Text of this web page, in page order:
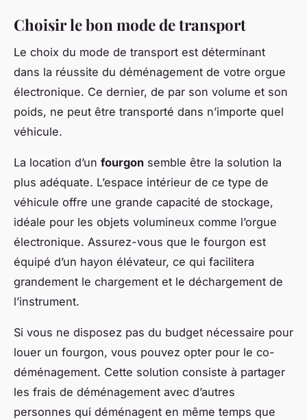
Choisir le bon mode de transport
Le choix du mode de transport est déterminant
dans la réussite du déménagement de votre orgue
électronique. Ce dernier, de par son volume et son
poids, ne peut être transporté dans n’importe quel
véhicule.
La location d’un fourgon semble être la solution la
plus adéquate. L’espace intérieur de ce type de
véhicule offre une grande capacité de stockage,
idéale pour les objets volumineux comme l’orgue
électronique. Assurez-vous que le fourgon est
équipé d’un hayon élévateur, ce qui facilitera
grandement le chargement et le déchargement de
l’instrument.
Si vous ne disposez pas du budget nécessaire pour
louer un fourgon, vous pouvez opter pour le co-
déménagement. Cette solution consiste à partager
les frais de déménagement avec d’autres
personnes qui déménagent en même temps que